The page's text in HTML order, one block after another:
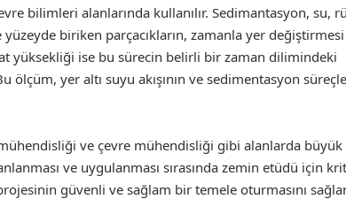
bilimleri alanlarında kullanılır. Sedimantasyon, su,
biriken parçacıkların, zamanla yer
yüksekliği ise bu sürecin belirli bir zaman dilimindeki
yer altı suyu akışının ve sedimentasyon
ve çevre mühendisliği gibi alanlarda
ve uygulanması sırasında zemin etüdü için
güvenli ve sağlam bir temele oturmasını